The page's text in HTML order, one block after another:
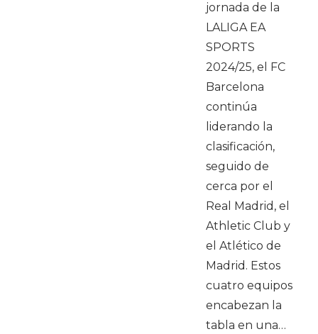
jornada de la
LALIGA EA
SPORTS
2024/25, el FC
Barcelona
continúa
liderando la
clasificación,
seguido de
cerca por el
Real Madrid, el
Athletic Club y
el Atlético de
Madrid. Estos
cuatro equipos
encabezan la
tabla en una…